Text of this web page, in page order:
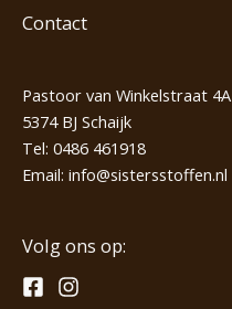
Contact
Pastoor van Winkelstraat 4A
5374 BJ Schaijk
Tel: 0486 461918
Email: info@sistersstoffen.nl
Volg ons op: